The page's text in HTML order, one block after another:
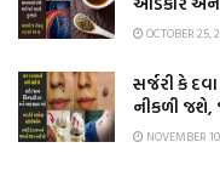
OCTOBER 25,
સર્જરી કે
નીકળી
NOVEMBER